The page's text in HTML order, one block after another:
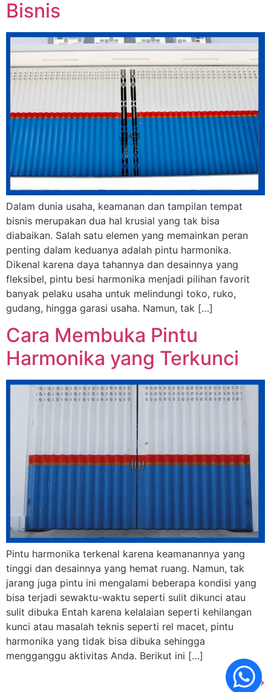
Bisnis
Dalam dunia usaha, keamanan dan tampilan tempat
bisnis merupakan dua hal krusial yang tak bisa
diabaikan. Salah satu elemen yang memainkan peran
penting dalam keduanya adalah pintu harmonika.
Dikenal karena daya tahannya dan desainnya yang
fleksibel, pintu besi harmonika menjadi pilihan favorit
banyak pelaku usaha untuk melindungi toko, ruko,
gudang, hingga garasi usaha. Namun, tak […]
Cara Membuka Pintu
Harmonika yang Terkunci
Pintu harmonika terkenal karena keamanannya yang
tinggi dan desainnya yang hemat ruang. Namun, tak
jarang juga pintu ini mengalami beberapa kondisi yang
bisa terjadi sewaktu-waktu seperti sulit dikunci atau
sulit dibuka Entah karena kelalaian seperti kehilangan
kunci atau masalah teknis seperti rel macet, pintu
harmonika yang tidak bisa dibuka sehingga
mengganggu aktivitas Anda. Berikut ini […]
Next →